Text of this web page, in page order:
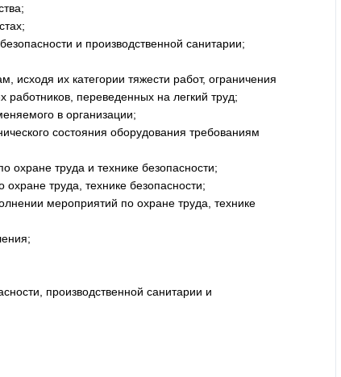
и производственной санитарии;
исходя их категории тяжести работ, ограничения
переведенных на легкий труд;
в организации;
состояния оборудования требованиям
охране труда и технике безопасности;
труда, технике безопасности;
мероприятий по охране труда, технике
производственной санитарии и